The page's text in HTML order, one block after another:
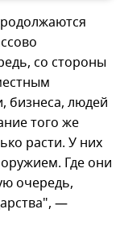
со стороны
бизнеса, людей
того же
расти. У них
Где они
очередь,
—